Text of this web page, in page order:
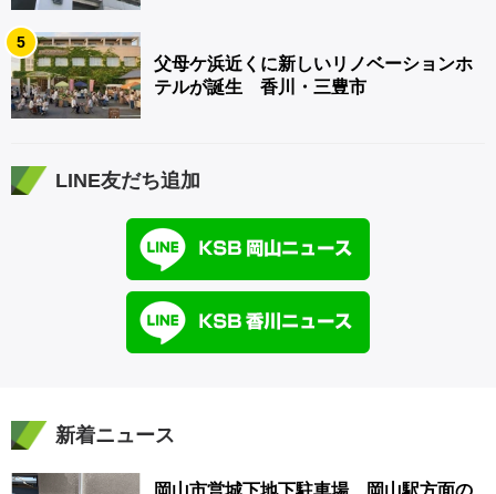
5
父母ケ浜近くに新しいリノベーションホ
テルが誕生 香川・三豊市
LINE友だち追加
新着ニュース
岡山市営城下地下駐車場 岡山駅方面の